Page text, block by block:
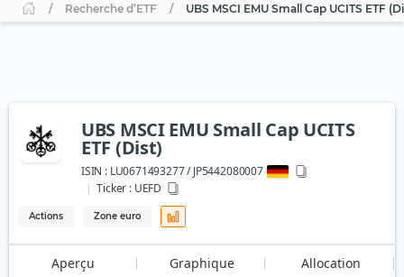
Recherche d’ETF UBS MSCI EMU Small Cap UCITS ETF
UBS MSCI EMU Small Cap UCITS
ETF (Dist)
ISIN :
LU0671493277 / JP5442080007
Ticker :UEFD
Actions Zone euro
Aperçu Graphique Allocation